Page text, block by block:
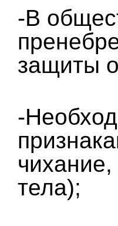
-В
защиты
-
тела);